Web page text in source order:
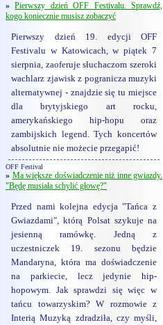
» Pierwszy dzień OFF Festivalu. Sprawdź,
kogo koniecznie musisz zobaczyć
Pierwszy dzień 19. edycji OFF
Festivalu w Katowicach, w piątek 7
sierpnia, zaoferuje słuchaczom szeroki
wachlarz zjawisk z pogranicza muzyki
alternatywnej - znajdzie się tu miejsce
dla brytyjskiego art rocku,
amerykańskiego hip-hopu oraz
zambijskich legend. Tych koncertów
absolutnie nie możecie przegapić!
OFF Festival
» Ma większe doświadczenie niż inne gwiazdy.
"Będę musiała schylić głowę?"
Przed nami kolejna edycja "Tańca z
Gwiazdami", którą Polsat szykuje na
jesienną ramówkę. Jedną z
uczestniczek 19. sezonu będzie
Mandaryna, która ma doświadczenie
na parkiecie, lecz jedynie hip-
hopowym. Jak sprawdzi się więc w
tańcu towarzyskim? W rozmowie z
Interią Muzyką zdradziła, czy myśli,